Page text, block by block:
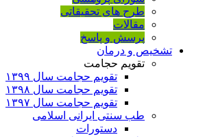
طرح های تحقیقاتی
مقالات
پرسش و پاسخ
تشخیص و درمان
تقویم حجامت
تقویم حجامت سال ۱۳۹۹
تقویم حجامت سال ۱۳۹۸
تقویم حجامت سال ۱۳۹۷
طب سنتی ایرانی اسلامی
دستورات